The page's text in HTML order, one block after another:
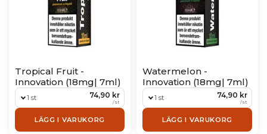
Tropical Fruit -
Innovation (18mg| 7ml)
1 st 74,90 kr
/st
LÄGG I VARUKORG
Watermelon -
Innovation (18mg| 7ml)
1 st 74,90 kr
/st
LÄGG I VARUKORG